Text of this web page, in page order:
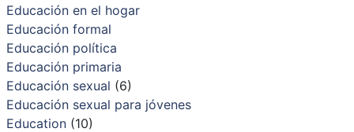
Educación en el hogar
Educación formal
Educación política
Educación primaria
Educación sexual (6)
Educación sexual para jóvenes
Education(10)